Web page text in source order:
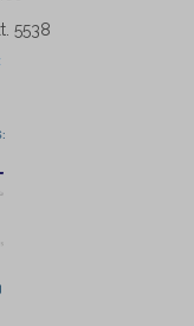
5538